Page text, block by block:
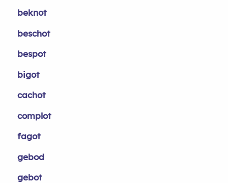
beknot
beschot
bespot
bigot
cachot
complot
fagot
gebod
gebot